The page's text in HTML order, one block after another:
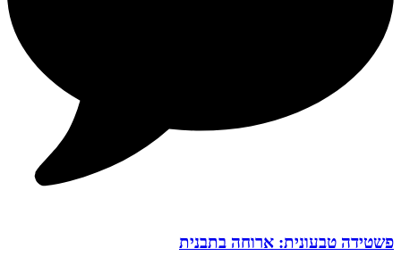
פשטידה טבעונית: ארוחה בתבנית